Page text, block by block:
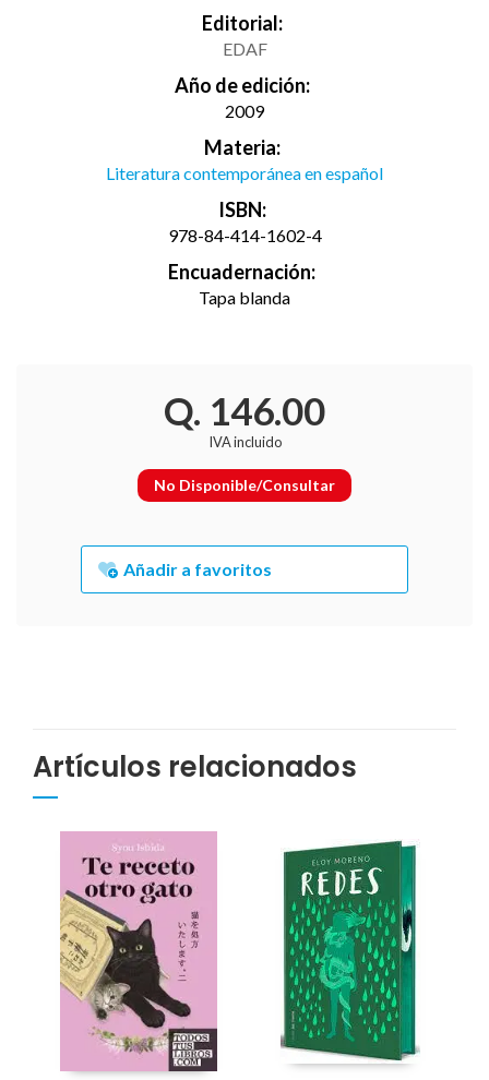
Editorial:
EDAF
Año de edición:
2009
Materia:
Literatura contemporánea en español
ISBN:
978-84-414-1602-4
Encuadernación:
Tapa blanda
Q. 146.00
IVA incluido
No Disponible/Consultar
Añadir a favoritos
Artículos relacionados